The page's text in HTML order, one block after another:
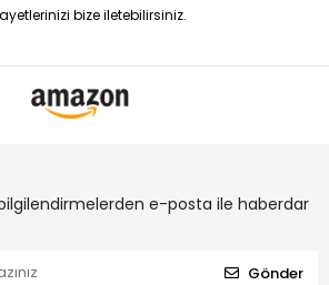
bize iletebilirsiniz.
e-posta ile haberdar
Gönder